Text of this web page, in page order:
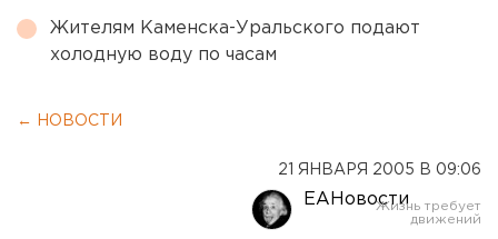
Жителям Каменска-Уральского подают
холодную воду по часам
← НОВОСТИ
21 ЯНВАРЯ 2005 В 09:06
ЕАНовости